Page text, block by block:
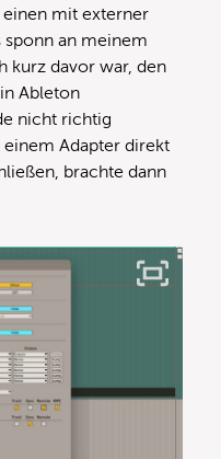
mit externer
sponn an meinem
kurz davor war, den
Ableton
nicht richtig
Adapter direkt
brachte dann